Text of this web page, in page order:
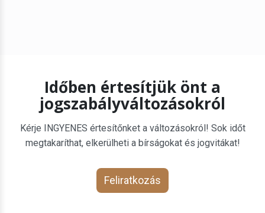
Időben értesítjük önt a
jogszabályváltozásokról
Kérje INGYENES értesítőnket a változásokról! Sok időt
megtakaríthat, elkerülheti a bírságokat és jogvitákat!
Feliratkozás